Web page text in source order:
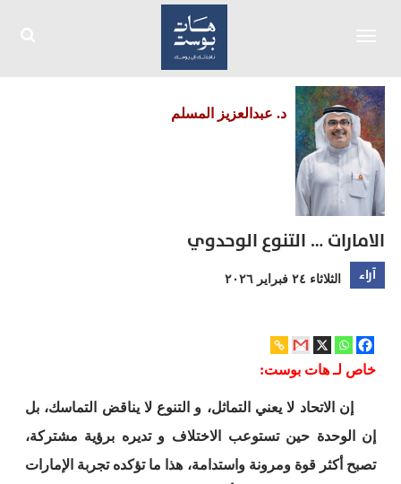
د. عبدالعزيز المسلم
الامارات … التنوع الوحدوي
آراء الثلاثاء ٢٤ فبراير ٢٠٢٦
خاص لـ هات بوست:
إن الاتحاد لا يعني التماثل، و التنوع لا يناقض التماسك، بل
إن الوحدة حين تستوعب الاختلاف و تديره برؤية مشتركة،
تصبح أكثر قوة ومرونة واستدامة، هذا ما تؤكده تجربة الإمارات